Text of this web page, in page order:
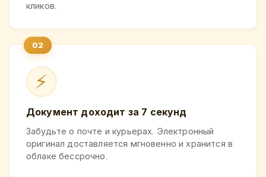
кликов.
⚡
Документ доходит за 7 секунд
Забудьте о почте и курьерах. Электронный
оригинал доставляется мгновенно и хранится в
облаке бессрочно.